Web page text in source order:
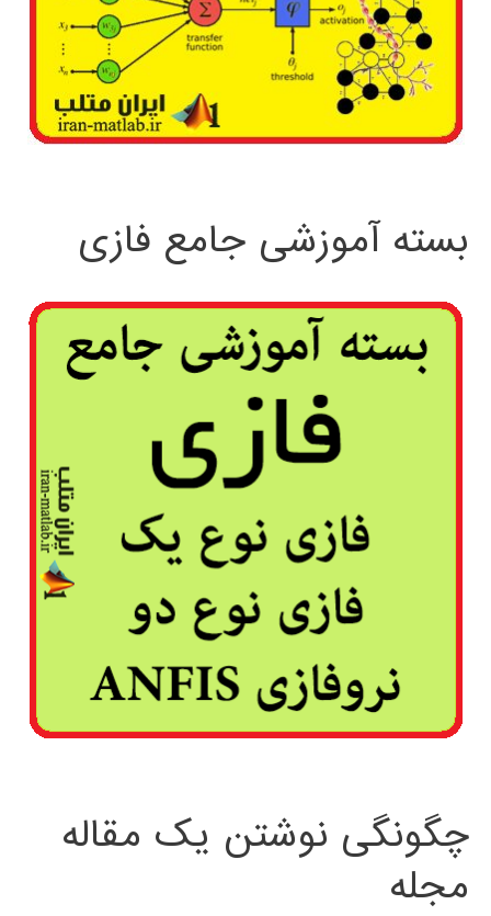
بسته آموزشی جامع فازی
چگونگی نوشتن یک مقاله
مجله